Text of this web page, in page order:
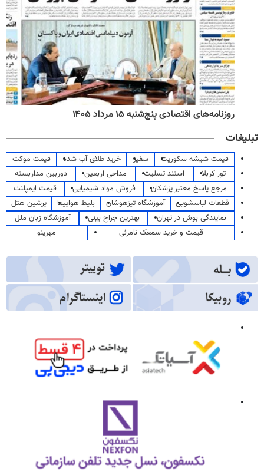
روزنامه‌های صبح پنج‌شنبه ۱۵ مرداد ۱۴۰۵
تبلیغات
قیمت شیشه سکوریت سفیر خرید طلای آب شده
قیمت موکت
تور کربلا
استند تسلیت مداحی اربعین
دوربین مداربسته
مرجع پاسخ معتبر پزشکان
فروش مواد شیمیایی
قیمت ایمپلنت
قطعات لباسشویی
آموزشگاه تیزهوشان بلیط هواپیما
پرشین هتل
نمایندگی بوش در تهران
بهترین جراح بینی
آموزشگاه زبان ملل
قیمت و خرید سمعک نامرئی
مهرینو